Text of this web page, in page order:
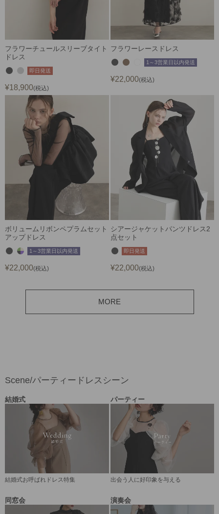
フラワーチュールスリーブタイト
ドレス
即日発送
¥18,900 税込
フラワーレースドレス
1～3営業日以内発送
¥22,000 税込
ボリュームリボンペプラムセット
アップドレス
1～3営業日以内発送
¥22,000 税込
シアージャケットパンツドレス2
点セット
即日発送
¥22,000 税込
MORE
Scene/パーティードレスシーン
結婚式
結婚式お呼ばれドレス特集
パーティー
出会う人に好印象を与える
同窓会 演奏会